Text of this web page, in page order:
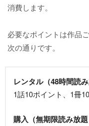
消費します。
必要なポイントは作品
次の通りです。
レンタル（48時間読み
1話10ポイント、1冊
購入（無期限読み放題